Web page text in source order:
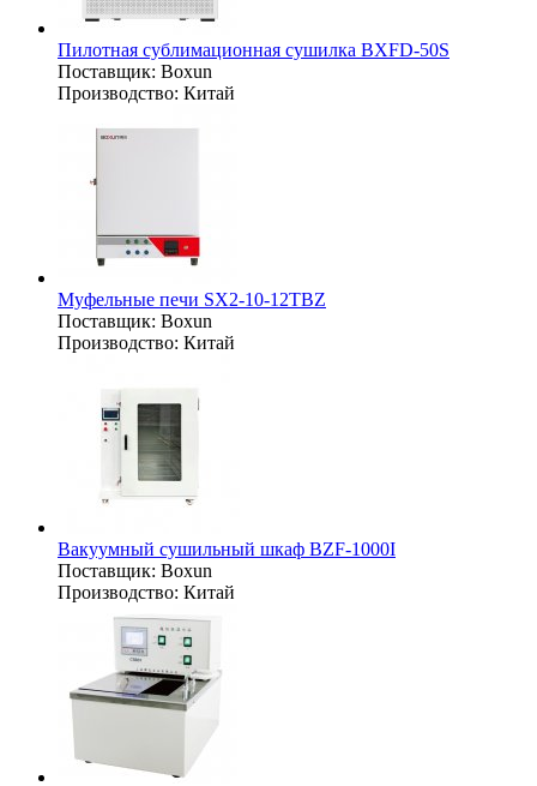
Пилотная сублимационная сушилка BXFD-50S
Поставщик: Boxun
Производство: Китай
Муфельные печи SX2-10-12TBZ
Поставщик: Boxun
Производство: Китай
Вакуумный сушильный шкаф BZF-1000I
Поставщик: Boxun
Производство: Китай